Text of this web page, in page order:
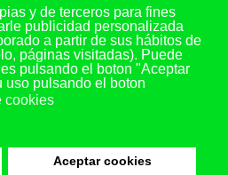
y de terceros para fines
publicidad personalizada
a partir de sus hábitos de
páginas visitadas). Puede
pulsando el boton "Aceptar
uso pulsando el boton
cookies
Aceptar cookies
Ext. 107
provincias)
los derechos reservados. All Rights